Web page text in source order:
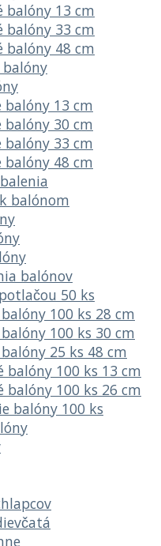
balóny 13 cm
balóny 33 cm
balóny 48 cm
balóny
balóny 13 cm
balóny 30 cm
balóny 33 cm
balóny 48 cm
balónom
balónov
50 ks
100 ks 28 cm
100 ks 30 cm
25 ks 48 cm
balóny 100 ks 13 cm
balóny 100 ks 26 cm
balóny 100 ks